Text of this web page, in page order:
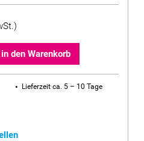
in den Warenkorb
Lieferzeit ca. 5 – 10 Tage